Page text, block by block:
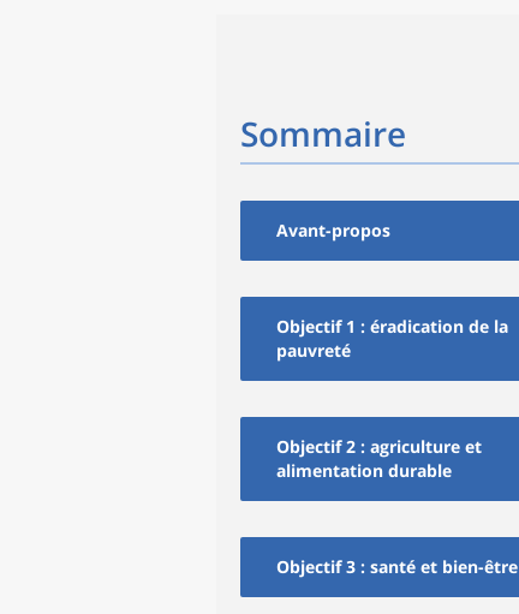
Sommaire
Avant-propos
Objectif 1 : éradication de la
pauvreté
Objectif 2 : agriculture et
alimentation durable
Objectif 3 : santé et bien-être